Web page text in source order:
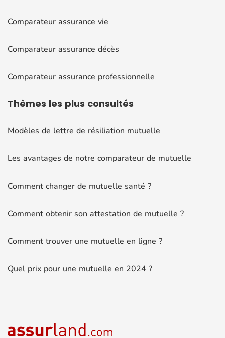
Comparateur assurance vie
Comparateur assurance décès
Comparateur assurance professionnelle
Thèmes les plus consultés
Modèles de lettre de résiliation mutuelle
Les avantages de notre comparateur de mutuelle
Comment changer de mutuelle santé ?
Comment obtenir son attestation de mutuelle ?
Comment trouver une mutuelle en ligne ?
Quel prix pour une mutuelle en 2024 ?